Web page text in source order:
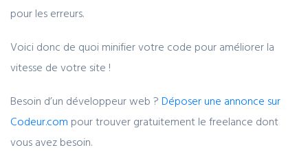
pour les erreurs.
Voici donc de quoi minifier votre code pour améliorer la
vitesse de votre site !
Besoin d’un développeur web ? Déposer une annonce sur
Codeur.com pour trouver gratuitement le freelance dont
vous avez besoin.